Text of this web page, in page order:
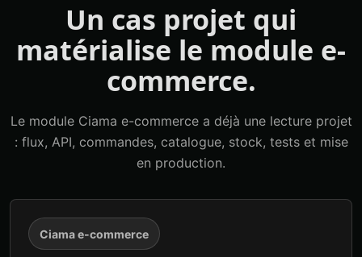
Un cas projet qui
matérialise le module e-
commerce.
Le module Ciama e-commerce a déjà une lecture projet
: flux, API, commandes, catalogue, stock, tests et mise
en production.
Ciama e-commerce